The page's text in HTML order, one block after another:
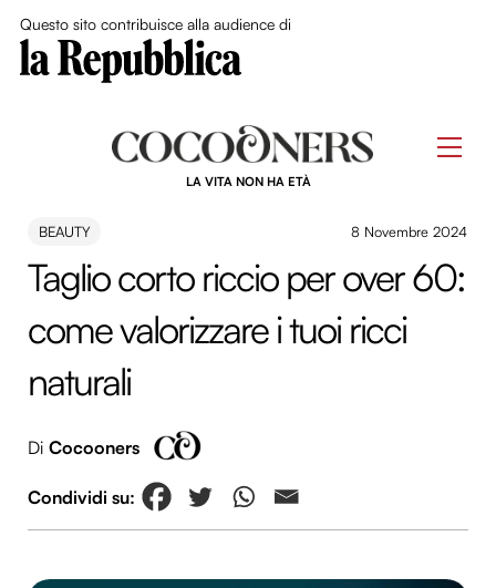
Questo sito contribuisce alla audience di
LA VITA NON HA ETÀ
BEAUTY 8 Novembre 2024
Taglio corto riccio per over 60:
come valorizzare i tuoi ricci
naturali
Di Cocooners